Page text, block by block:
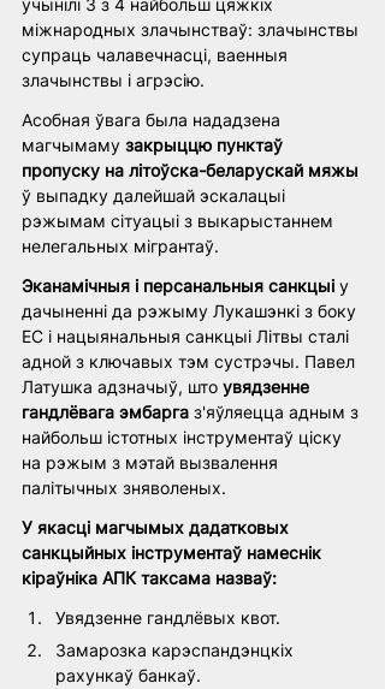
міжнародных злачынстваў: злачынствы
супраць чалавечнасці, ваенныя
злачынствы і агрэсію.
Асобная ўвага была нададзена
магчымаму закрыццю пунктаў
пропуску на літоўска-беларускай мяжы
ў выпадку далейшай эскалацыі
рэжымам сітуацыі з выкарыстаннем
нелегальных мігрантаў.
Эканамічныя і персанальныя санкцыі у
дачыненні да рэжыму Лукашэнкі з боку
ЕС і нацыянальныя санкцыі Літвы сталі
адной з ключавых тэм сустрэчы. Павел
Латушка адзначыў, што увядзенне
гандлёвага эмбарга з'яўляецца адным з
найбольш істотных інструментаў ціску
на рэжым з мэтай вызвалення
палітычных зняволеных.
У якасці магчымых дадатковых
санкцыйных інструментаў намеснік
кіраўніка АПК таксама назваў:
Увядзенне гандлёвых квот.
Замарозка карэспандэнцкіх
рахункаў банкаў.